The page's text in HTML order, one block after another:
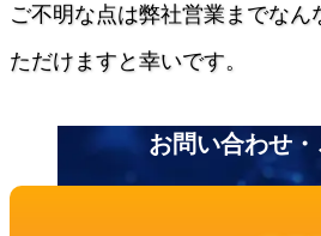
セキュアIT機器適正処分(ITAD)
データライブの考えるセキュリテ
会社概要
事業内容
ご不明な点は弊社営業までな
ただけますと幸いです。
お問い合わせ